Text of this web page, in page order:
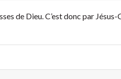
de Dieu. C’est donc par